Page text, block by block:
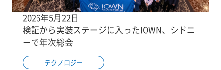
2026年5月22日
検証から実装ステージに入ったIOWN、シドニ
ーで年次総会
テクノロジー